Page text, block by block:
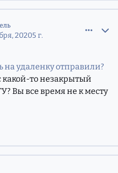
20205 г.
на удаленку отправили?
какой-то незакрытый
Вы все время не к месту